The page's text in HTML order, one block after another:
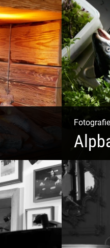
Spa |
Spa |
Fotografie
Genuss